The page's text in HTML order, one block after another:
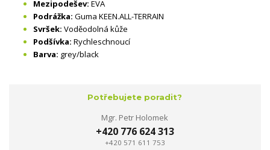
Mezipodešev: EVA
Podrážka: Guma KEEN.ALL-TERRAIN
Svršek: Voděodolná kůže
Podšívka: Rychleschnoucí
Barva: grey/black
Potřebujete poradit?
Mgr. Petr Holomek
+420 776 624 313
+420 571 611 753